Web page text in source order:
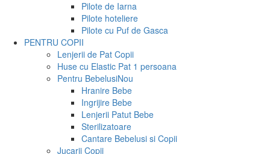
Pilote de Iarna
Pilote hoteliere
Pilote cu Puf de Gasca
PENTRU COPII
Lenjerii de Pat Copii
Huse cu Elastic Pat 1 persoana
Pentru BebelusiNou
Hranire Bebe
Ingrijire Bebe
Lenjerii Patut Bebe
Sterilizatoare
Cantare Bebelusi si Copii
Jucarii Copii